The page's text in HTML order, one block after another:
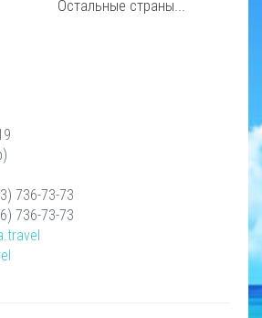
Остальные страны...
736-73-73
736-73-73